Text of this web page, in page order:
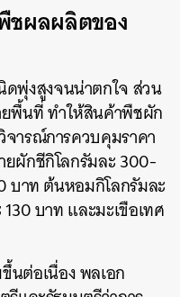
ชผลผลิตของ
พุ่งสูงจนน่าตกใจ ส่วน
พื้นที่ ทำให้สินค้าพืชผัก
ารณ์การควบคุมราคา
ผักชีกิโลกรัมละ 300-
บาท ต้นหอมกิโลกรัมละ
บาท และมะเขือเทศ
นต่อเนื่อง พลเอก